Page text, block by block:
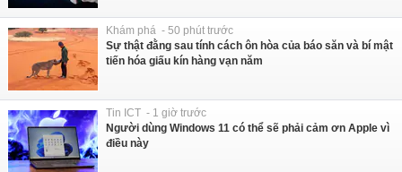
Khám phá - 50 phút trước
Sự thật đằng sau tính cách ôn hòa của báo săn và bí mật
tiến hóa giấu kín hàng vạn năm
Tin ICT - 1 giờ trước
Người dùng Windows 11 có thể sẽ phải cảm ơn Apple vì
điều này